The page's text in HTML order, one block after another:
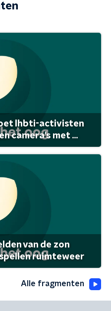
lhbti-activisten
camera's met ...
van de zon
ruimteweer
Alle fragmenten